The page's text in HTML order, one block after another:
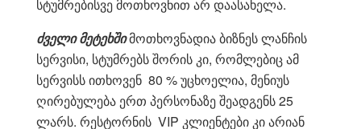
სტუმრებისვე მოთხოვნით არ დაასახელა.
ძველი მეტეხშიმოთხოვნადია ბიზნეს ლანჩის
სერვისი, სტუმრებს შორის კი, რომლებიც ამ
სერვისს ითხოვენ 80 % უცხოელია, მენიუს
ღირებულება ერთ პერსონაზე შეადგენს 25
ლარს. რესტორნის VIP კლიენტები კი არიან